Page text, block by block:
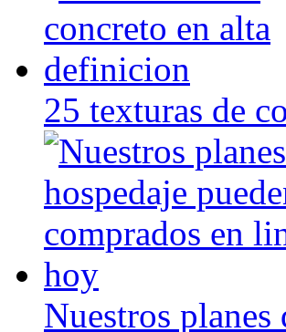
25 texturas de
Nuestros planes